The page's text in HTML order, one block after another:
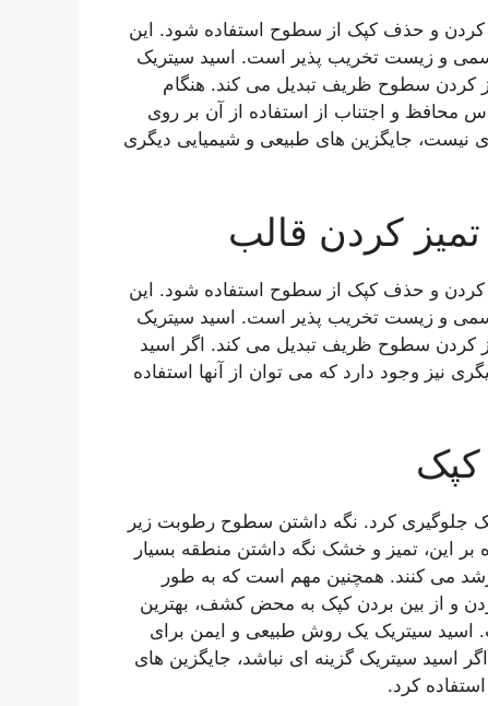
کردن و حذف کپک از سطوح استفاده شود. این
سمی و زیست تخریب پذیر است. اسید سیتریک
کردن سطوح ظریف تبدیل می کند. هنگام
محافظ و اجتناب از استفاده از آن بر روی
نیست، جایگزین های طبیعی و شیمیایی دیگری
کردن قالب
کردن و حذف کپک از سطوح استفاده شود. این
سمی و زیست تخریب پذیر است. اسید سیتریک
کردن سطوح ظریف تبدیل می کند. اگر اسید
نیز وجود دارد که می توان از آنها استفاده
کپک
جلوگیری کرد. نگه داشتن سطوح رطوبت زیر
بر این، تمیز و خشک نگه داشتن منطقه بسیار
می کنند. همچنین مهم است که به طور
و از بین بردن کپک به محض کشف، بهترین
اسید سیتریک یک روش طبیعی و ایمن برای
اسید سیتریک گزینه ای نباشد، جایگزین های
کرد.